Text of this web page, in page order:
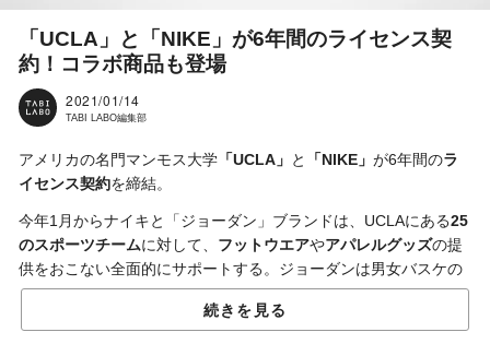
「UCLA」と「NIKE」が6年間のライセンス契
約！コラボ商品も登場
2021/01/14
TABI LABO編集部
アメリカの名門マンモス大学 「UCLA」 と 「NIKE」 が6年間のラ
イセンス契約を締結。
今年1月からナイキと「ジョーダン」ブランドは、UCLAにある25
のスポーツチームに対して、 フットウエアやアパレルグッズの提
供をおこない全面的にサポートする。ジョーダンは男女バスケの
プログラムも用意。この契約により、UCLAはフットボールでジ
米国内で5番目の大学となるそうだ。
続きを見る